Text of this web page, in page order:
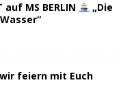
auf MS BERLIN
„Die
wir feiern mit Euch